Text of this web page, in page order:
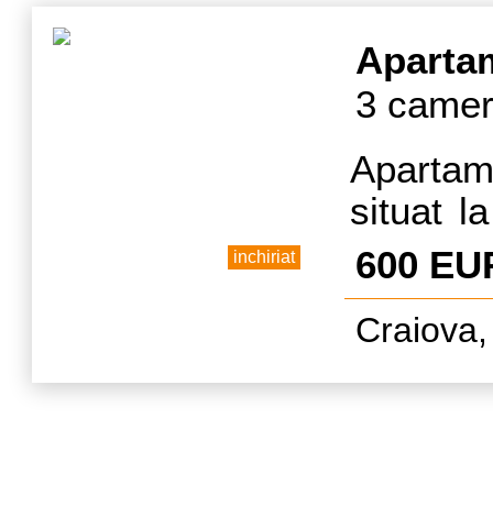
inchiriat
3
situat
in zona
mobilat
600